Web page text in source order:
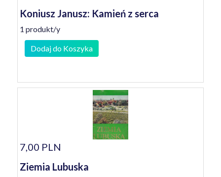
Koniusz Janusz: Kamień z serca
1 produkt/y
Dodaj do Koszyka
7,00 PLN
Ziemia Lubuska